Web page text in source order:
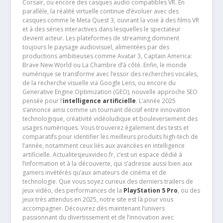
Corsair, ou encore des casques audio compatibles VR. En
parallèle, la réalité virtuelle continue d’évoluer avec des
casques comme le Meta Quest 3, ouvrant la voie à des films VR
et à des séries interactives dans lesquelles le spectateur
devient acteur. Les plateformes de streaming dominent
toujours le paysage audiovisuel, alimentées par des
productions ambitieuses comme Avatar 3, Captain America:
Brave New World ou La Chambre d’à côté. Enfin, le monde
numérique se transforme avec l’essor des recherches vocales,
de la recherche visuelle via Google Lens, ou encore du
Generative Engine Optimization (GEO), nouvelle approche SEO
pensée pour l’intelligence artificielle. L’année 2025
s’annonce ainsi comme un tournant décisif entre innovation
technologique, créativité vidéoludique et bouleversement des
usages numériques. Vous trouverez également des tests et
comparatifs pour identifier les meilleurs produits high-tech de
l’année, notamment ceux liés aux avancées en intelligence
artificielle. Actualitesjeuxvideo.fr, c’est un espace dédié à
l’information et à la découverte, qui s’adresse aussi bien aux
gamers invétérés qu’aux amateurs de cinéma et de
technologie. Que vous soyez curieux des derniers trailers de
jeux vidéo, des performances de la PlayStation 5 Pro, ou des
jeux très attendus en 2025, notre site est là pour vous
accompagner. Découvrez dès maintenant l’univers
passionnant du divertissement et de l’innovation avec